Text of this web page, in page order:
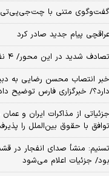
گفت‌وگوی متنی با چت‌جی‌پی‌تی
عراقچی پیام جدید صادر کرد
تصادف شدید در این محور/ ۴ نفر جان باختند
خبر انتصاب محسن رضایی به
دارد؟/ خبرگزاری فارس توضیح
جزئیاتی از مذاکرات ایران و
توافق با حقوق بین‌الملل را
تسنیم: منشأ صدای انفجار در
بود/ جزئیات اعلام می‌شود